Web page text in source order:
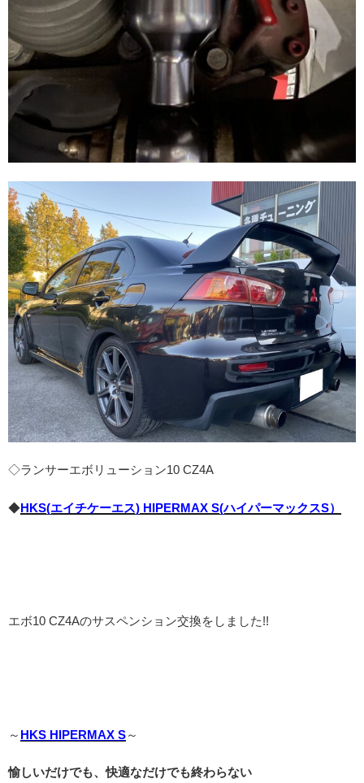
◇ランサーエボリューション10 CZ4A
◆HKS(エイチケーエス) HIPERMAX S(ハイパーマックスS）
エボ10 CZ4Aのサスペンション交換をしました!!
～ HKS HIPERMAX S～
愉しいだけでも、快適なだけでも終わらない